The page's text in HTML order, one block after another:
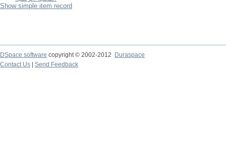
Show simple item record
DSpace software copyright © 2002-2012
Duraspace
Contact Us
Send Feedback